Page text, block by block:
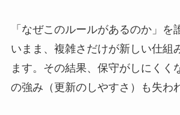
「なぜこのルールがあるのか」を
いまま、複雑さだけが新しい仕組
ます。その結果、保守がしにくく
の強み（更新のしやすさ）も失わ